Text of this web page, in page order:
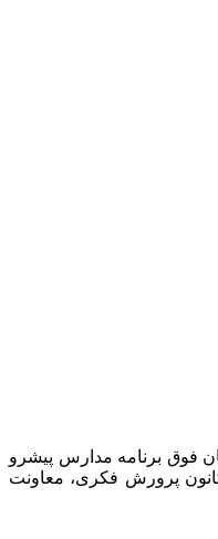
فوق برنامه مدارس پیشرو
پرورش فکری، معاونت